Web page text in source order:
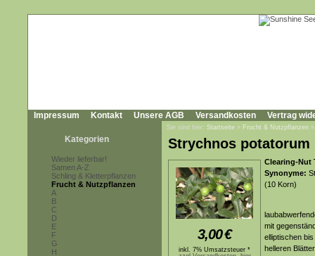
Impressum Kontakt Unsere AGB Versandkosten Vertrag
Kategorien
Wieder lieferbar!
Samen A-Z
Schling & Kletterpflanzen
Frucht & Nutzpflanzen
A
B
C
D
E
F
G
H
Sie sind hier: Startseite » Frucht & Nutzpflanzen
Strychnos potatorum
3,00€
inkl. 7% Umsatzsteuer *
Clearing-Nut
Synonyme:
(10 Korn)
mit
elliptischen
helleren